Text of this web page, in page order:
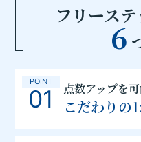
フリース
6
POINT
01 点数アップを
こだわりの